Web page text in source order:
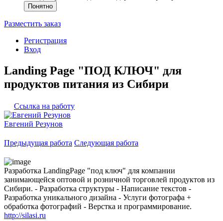
Понятно
Разместить заказ
Регистрация
Вход
Landing Page "ПОД КЛЮЧ" для
продуктов питания из Сибири
Ссылка на работу
Евгений Резунов
Предыдущая работа Следующая работа
Разработка LandingPage "под ключ" для компании
занимающейся оптовой и розничной торговлей продуктов из
Сибири. - Разработка структуры - Написание текстов -
Разработка уникального дизайна - Услуги фотографа +
обработка фотографий - Верстка и программирование.
http://silasi.ru